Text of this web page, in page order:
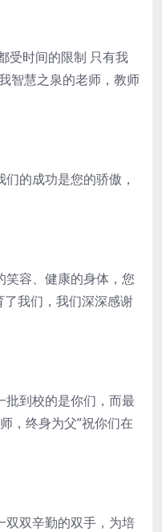
受时间的限制 只有我
智慧之泉的老师，教师
的成功是您的骄傲，
容、健康的身体，您
我们，我们深深感谢
到校的是你们，而最
，终身为父”祝你们在
双双辛勤的双手，为培